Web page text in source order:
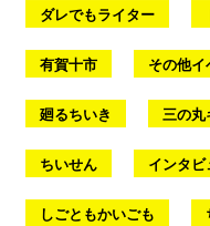
ダレでもライター
有賀十市 その他イ
廻るちいき 三の丸
ちいせん インタビ
しごともかいごも